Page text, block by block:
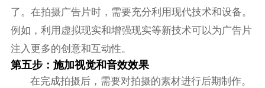
了。在拍摄广告片时，需要充分利用现代技术和设备。
例如，利用虚拟现实和增强现实等新技术可以为广告片
注入更多的创意和互动性。
第五步：施加视觉和音效效果
在完成拍摄后，需要对拍摄的素材进行后期制作。